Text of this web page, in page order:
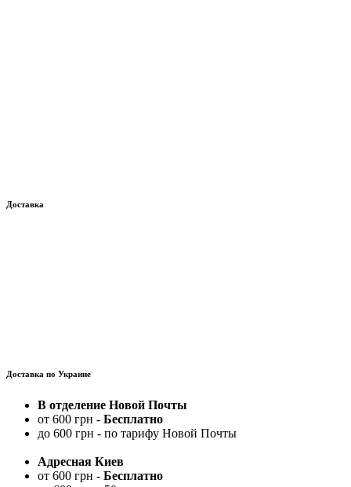
Доставка
Доставка по Украине
В отделение Новой Почты
от 600 грн - Бесплатно
до 600 грн - по тарифу Новой Почты
Адресная Киев
от 600 грн - Бесплатно